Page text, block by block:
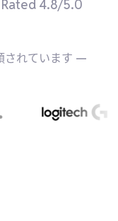
Rated 4.8/5.0
されています —